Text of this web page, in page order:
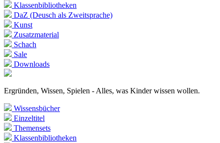
Klassenbibliotheken
DaZ (Deusch als Zweitsprache)
Kunst
Zusatzmaterial
Schach
Sale
Downloads
Ergründen, Wissen, Spielen - Alles, was Kinder wissen wollen.
Wissensbücher
Einzeltitel
Themensets
Klassenbibliotheken